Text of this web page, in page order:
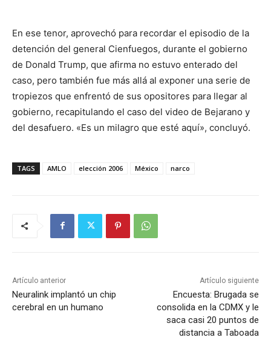
En ese tenor, aprovechó para recordar el episodio de la
detención del general Cienfuegos, durante el gobierno
de Donald Trump, que afirma no estuvo enterado del
caso, pero también fue más allá al exponer una serie de
tropiezos que enfrentó de sus opositores para llegar al
gobierno, recapitulando el caso del video de Bejarano y
del desafuero. «Es un milagro que esté aquí», concluyó.
TAGS AMLO elección 2006 México narco
Artículo anterior
Neuralink implantó un chip
cerebral en un humano
Artículo siguiente
Encuesta: Brugada se
consolida en la CDMX y le
saca casi 20 puntos de
distancia a Taboada